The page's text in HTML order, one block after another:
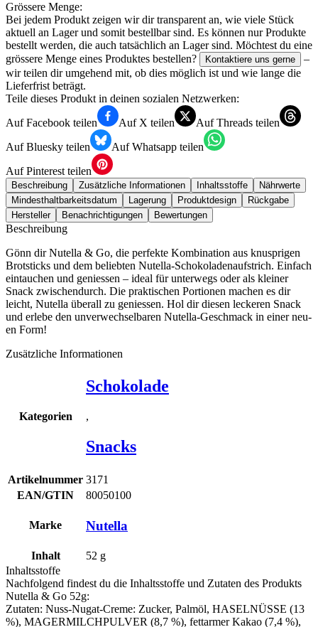
Grössere Menge:
Bei jedem Produkt zeigen wir dir transparent an, wie viele Stück
aktuell an Lager und somit bestellbar sind. Es können nur Produkte
bestellt werden, die auch tatsächlich an Lager sind. Möchtest du eine
grössere Menge eines Produktes bestellen?
Kontaktiere uns gerne
–
wir teilen dir umgehend mit, ob dies möglich ist und wie lange die
Lieferfrist beträgt.
Teile dieses Produkt in deinen sozialen Netzwerken:
Auf Facebook teilen
Auf X teilen
Auf Threads teilen
Auf Bluesky teilen
Auf Whatsapp teilen
Auf Pinterest teilen
Beschreibung Zusätzliche Informationen Inhaltsstoffe
Nährwerte
Mindesthaltbarkeitsdatum
Lagerung Produktdesign
Rückgabe
Hersteller
Benachrichtigungen Bewertungen
Beschreibung
Gönn dir Nutel­la & Go, die per­fek­te Kom­bi­na­ti­on aus knusp­ri­gen
Brot­sticks und dem belieb­ten Nutel­la-Scho­ko­la­den­auf­strich. Ein­fach
ein­tau­chen und genies­sen – ide­al für unter­wegs oder als klei­ner
Snack zwi­schen­durch. Die prak­ti­schen Por­tio­nen machen es dir
leicht, Nutel­la über­all zu genies­sen. Hol dir die­sen lecke­ren Snack
und erle­be den unver­wech­sel­ba­ren Nutel­la-Geschmack in einer neu­
en Form!
Zusätzliche Informationen
Kategorien
Schokolade
,
Snacks
Artikelnummer 3171
EAN/GTIN
80050100
Marke Nutella
Inhalt 52 g
Inhaltsstoffe
Nachfolgend findest du die Inhaltsstoffe und Zutaten des Produkts
Nutella & Go 52g:
Zuta­ten: Nuss-Nugat-Creme: Zucker, Palm­öl, HASEL­NÜS­SE (13
%), MAGER­MILCH­PUL­VER (8,7 %), fett­ar­mer Kakao (7,4 %),